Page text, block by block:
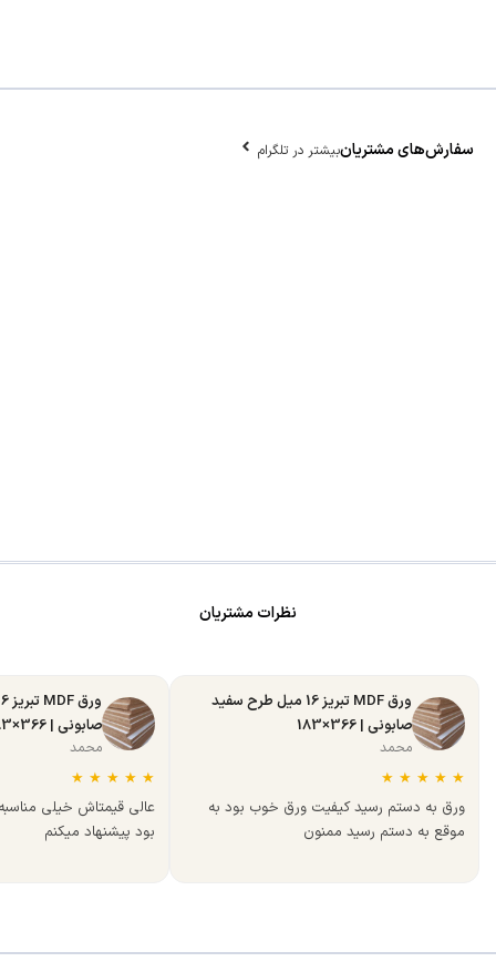
سفارش‌های مشتریانبیشتر در تلگرام
نظرات مشتریان
ورق MDF تبریز 16 میل طرح سفید
صابونی | 366×183
محمد
★
★
★
★
★
ورق به دستم رسید کیفیت ورق خوب بود به
موقع به دستم رسید ممنون
صابونی | 366×183
محمد
★
★
★
★
★
عالی قیمتاش خیلی
بود پیشنهاد میکنم